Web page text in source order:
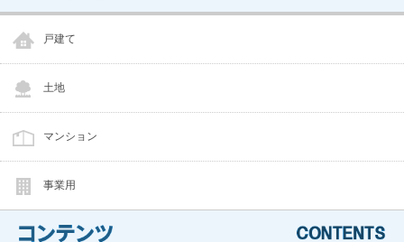
戸建て
土地
マンション
事業用